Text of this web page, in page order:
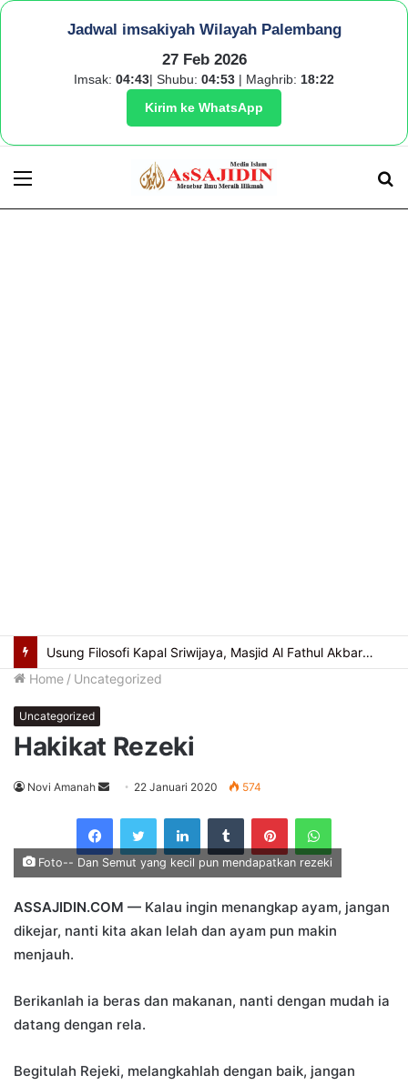
Jadwal imsakiyah Wilayah Palembang
27 Feb 2026
Imsak: 04:43| Shubu: 04:53 | Maghrib: 18:22
Kirim ke WhatsApp
Menu
Usung Filosofi Kapal Sriwijaya, Masjid Al Fathul Akbar Siap Tampil Lebih Ikonik
Home / Uncategorized
Uncategorized
Hakikat Rezeki
Novi Amanah
Send
email
22 Januari 2020 574
FacebookTwitterLinkedInTumblrPinterestWhatsApp
Foto-- Dan Semut yang kecil pun mendapatkan rezeki
ASSAJIDIN.COM — Kalau ingin menangkap ayam, jangan
dikejar, nanti kita akan lelah dan ayam pun makin
menjauh.
Berikanlah ia beras dan makanan, nanti dengan mudah ia
datang dengan rela.
Begitulah Rejeki, melangkahlah dengan baik, jangan